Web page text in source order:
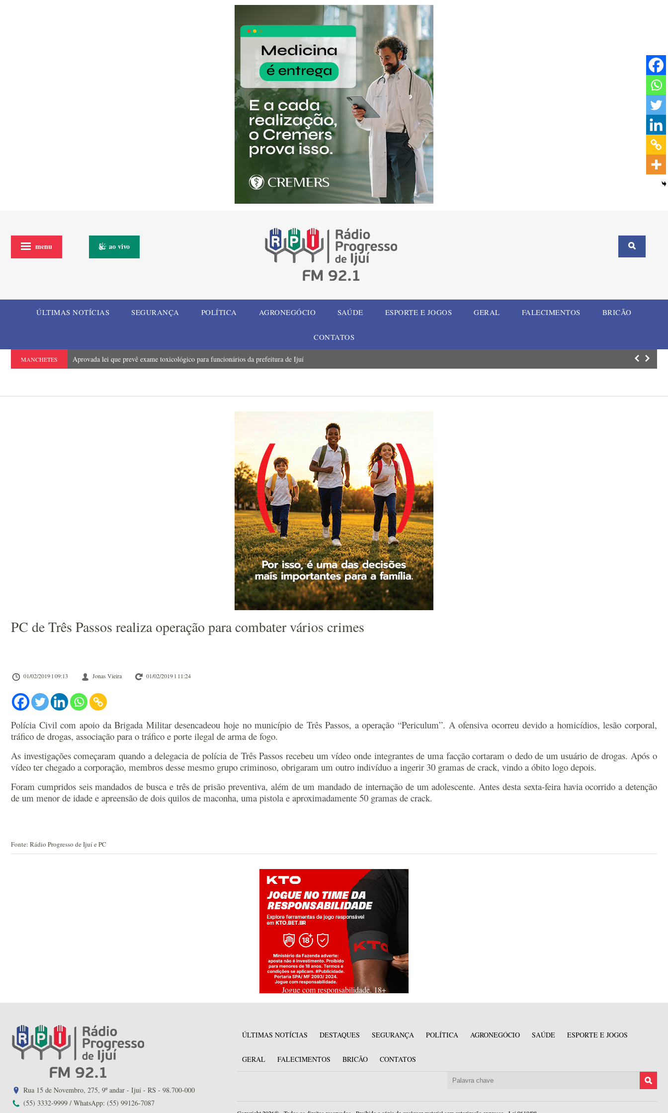
menu ao vivo
ÚLTIMAS NOTÍCIAS SEGURANÇA POLÍTICA AGRONEGÓCIO SAÚDE ESPORTE E JOGOS GERAL FALECIMENTOS BRICÃO
CONTATOS
MANCHETES Aprovada lei que prevê exame toxicológico para funcionários da prefeitura de Ijuí Motociclista
PC de Três Passos realiza operação para combater vários crimes
01/02/2019 l 09:13 Jonas Vieira 01/02/2019 l 11:24
Polícia Civil com apoio da Brigada Militar desencadeou hoje no município de Três Passos, a operação “Periculum”. A ofensiva ocorreu devido a homicídios, lesão corporal,
tráfico de drogas, associação para o tráfico e porte ilegal de arma de fogo.
As investigações começaram quando a delegacia de polícia de Três Passos recebeu um vídeo onde integrantes de uma facção cortaram o dedo de um usuário de drogas. Após o
vídeo ter chegado a corporação, membros desse mesmo grupo criminoso, obrigaram um outro indivíduo a ingerir 30 gramas de crack, vindo a óbito logo depois.
Foram cumpridos seis mandados de busca e três de prisão preventiva, além de um mandado de internação de um adolescente. Antes desta sexta-feira havia ocorrido a detenção
de um menor de idade e apreensão de dois quilos de maconha, uma pistola e aproximadamente 50 gramas de crack.
Fonte: Rádio Progresso de Ijuí e PC
Jogue com responsabilidade. 18+
Rua 15 de Novembro, 275, 9º andar - Ijuí - RS - 98.700-000
(55) 3332-9999 / WhatsApp: (55) 99126-7087
ÚLTIMAS NOTÍCIAS DESTAQUES SEGURANÇA POLÍTICA AGRONEGÓCIO SAÚDE ESPORTE E JOGOS
GERAL FALECIMENTOS BRICÃO CONTATOS